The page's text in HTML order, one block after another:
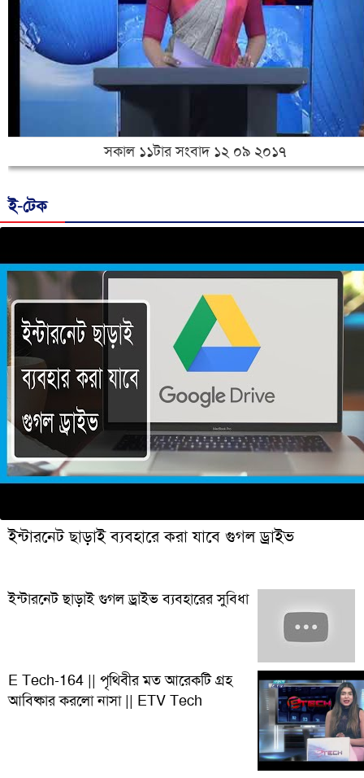
সকাল ১১টার সংবাদ ১২ ০৯ ২০১৭
ই-টেক
ইন্টারনেট ছাড়াই ব্যবহারে করা যাবে গুগল ড্রাইভ
ইন্টারনেট ছাড়াই গুগল ড্রাইভ ব্যবহারের সুবিধা
E Tech-164 || পৃথিবীর মত আরেকটি গ্রহ
আবিষ্কার করলো নাসা || ETV Tech